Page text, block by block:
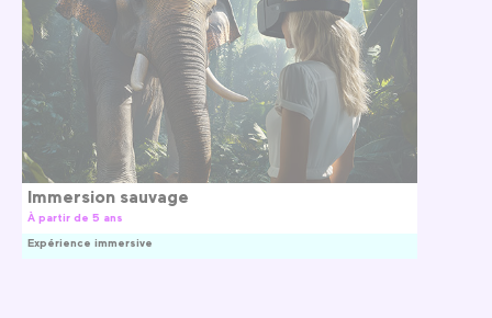
Immersion sauvage
À partir de 5 ans
Expérience immersive